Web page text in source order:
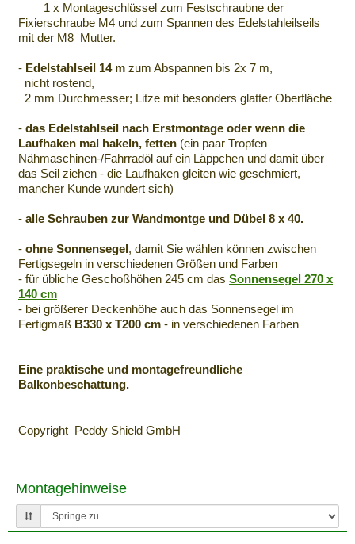
1 x Montageschlüssel zum Festschraubne der
Fixierschraube M4 und zum Spannen des Edelstahleilseils
mit der M8 Mutter.
- Edelstahlseil 14 m zum Abspannen bis 2x 7 m,
nicht rostend,
2 mm Durchmesser; Litze mit besonders glatter Oberfläche
- das Edelstahlseil nach Erstmontage oder wenn die
Laufhaken mal hakeln, fetten (ein paar Tropfen
Nähmaschinen-/Fahrradöl auf ein Läppchen und damit über
das Seil ziehen - die Laufhaken gleiten wie geschmiert,
mancher Kunde wundert sich)
- alle Schrauben zur Wandmontge und Dübel 8 x 40.
- ohne Sonnensegel, damit Sie wählen können zwischen
Fertigsegeln in verschiedenen Größen und Farben
- für übliche Geschoßhöhen 245 cm das Sonnensegel 270 x
140 cm
- bei größerer Deckenhöhe auch das Sonnensegel im
Fertigmaß B330 x T200 cm - in verschiedenen Farben
Eine praktische und montagefreundliche
Balkonbeschattung.
Copyright Peddy Shield GmbH
Montagehinweise